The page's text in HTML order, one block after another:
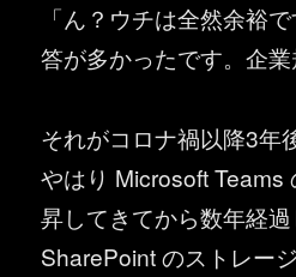
「ん？ウチは全然余裕
答が多かったです。企業
それがコロナ禍以降3年
やはり Microsoft Teams
昇してきてから数年経過
SharePoint のストレー